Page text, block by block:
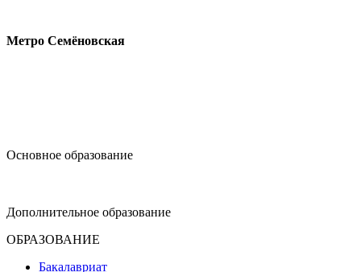
Метро Семёновская
Основное образование
Дополнительное образование
ОБРАЗОВАНИЕ
Бакалавриат